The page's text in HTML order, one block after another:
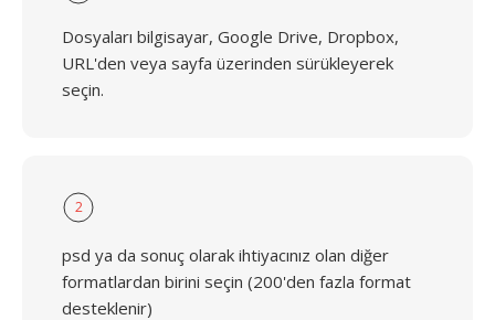
Dosyaları bilgisayar, Google Drive, Dropbox,
URL'den veya sayfa üzerinden sürükleyerek
seçin.
2
psd ya da sonuç olarak ihtiyacınız olan diğer
formatlardan birini seçin (200'den fazla format
desteklenir)